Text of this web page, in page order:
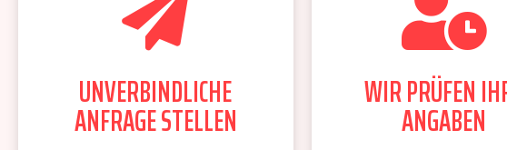
UNVERBINDLICHE
ANFRAGE STELLEN
WIR PRÜFEN
ANGABEN